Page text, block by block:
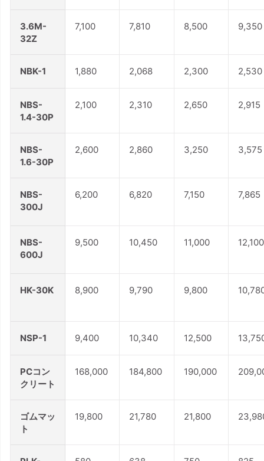
3.6M-
32Z
7,100 7,810 8,500 9,350
NBK-1 1,880 2,068 2,300 2,530
NBS-
1.4-30P
2,100 2,310 2,650 2,915
NBS-
1.6-30P
2,600 2,860 3,250 3,575
NBS-
300J
6,200 6,820 7,150 7,865
NBS-
600J
9,500 10,450 11,000 12,100
HK-30K 8,900 9,790 9,800
NSP-1 9,400 10,340 12,500
PCコン
クリート
168,000 184,800 190,000
ゴムマッ
ト
19,800 21,780 21,800